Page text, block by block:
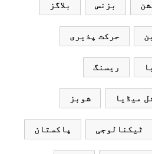
بزنس بلاگز
حرکت پذیری
ریسنگ
میڈیا شوبز
ٹیکنالوجی پاکستان